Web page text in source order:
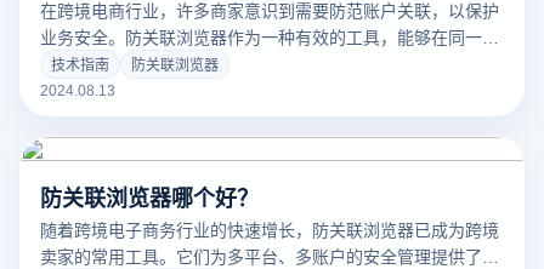
在跨境电商行业，许多商家意识到需要防范账户关联，以保护
业务安全。防关联浏览器作为一种有效的工具，能够在同一台
电脑上管理多个账户而不被判定为关联账户。不同于传统的防
关联工具，防关联浏览器提供了更专业的解决方案，广泛应用
技术指南
防关联浏览器
2024.08.13
防关联浏览器哪个好？
随着跨境电子商务行业的快速增长，防关联浏览器已成为跨境
卖家的常用工具。它们为多平台、多账户的安全管理提供了有